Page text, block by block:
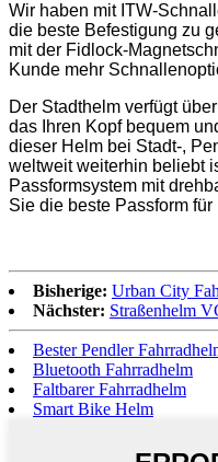
Wir haben mit ITW-
die beste Befestigung zu
mit der Fidlock-
Kunde mehr
Der Stadthelm verfügt
das Ihren Kopf bequem
dieser Helm bei Stadt-,
weltweit weiterhin beliebt
Passformsystem mit
Sie die beste Passform
Bisherige: Urban City
Nächster: Straßenhelm
Bester Pendler
Bluetooth Fahrradhelm
Faltbarer Fahrradhelm
Smart Bike Helm